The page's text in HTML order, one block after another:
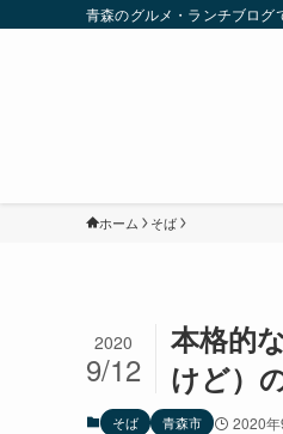
青森のグルメ・ランチブログ
ホーム そば
本格的
けど）
2020
9/12
そば 青森市 2020